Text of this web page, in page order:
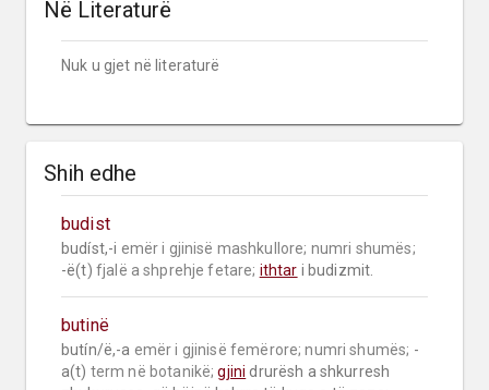
Në Literaturë
Nuk u gjet në literaturë
Shih edhe
budist
budíst,-i emër i gjinisë mashkullore; numri shumës;
-ë(t) fjalë a shprehje fetare; ithtar i budizmit.
butinë
butín/ë,-a emër i gjinisë femërore; numri shumës; -
a(t) term në botanikë; gjini drurësh a shkurresh